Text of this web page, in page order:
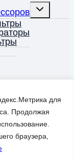
для
Продолжая
браузера,
Переключить